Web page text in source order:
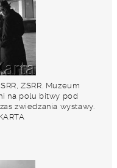
ZSRR. Muzeum
na polu bitwy pod
zwiedzania wystawy.